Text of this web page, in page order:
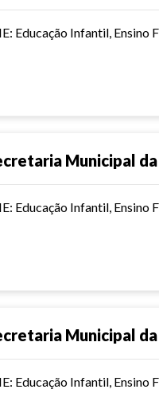
Educação Infantil, Ensino
Municipal
Educação Infantil, Ensino
Municipal
Educação Infantil, Ensino